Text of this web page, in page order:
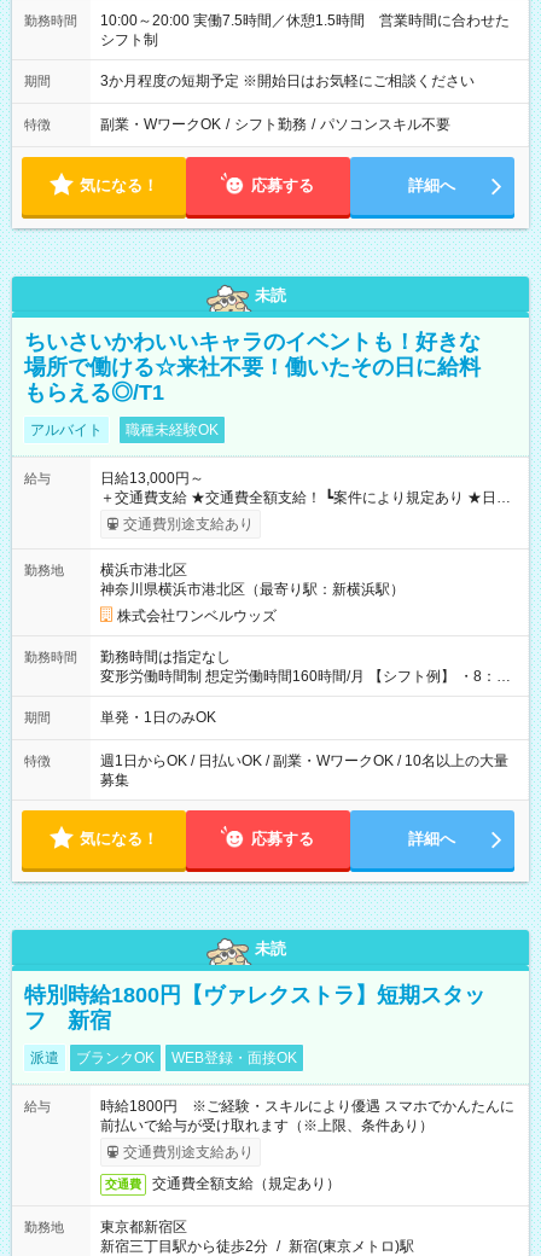
勤務時間
10:00～20:00 実働7.5時間／休憩1.5時間 営業時間に合わせた
シフト制
期間 3か月程度の短期予定 ※開始日はお気軽にご相談ください
特徴 副業・WワークOK / シフト勤務 / パソコンスキル不要
気になる！ 応募する 詳細へ
未読
ちいさいかわいいキャラのイベントも！好きな
場所で働ける☆来社不要！働いたその日に給料
もらえる◎/T1
アルバイト 職種未経験OK
給与
日給13,000円～
＋交通費支給 ★交通費全額支給！ ┗案件により規定あり ★日払
いOK！（規定あり） ┗働いたその日に現金GET♪ お仕事後はコ
ンビニATMから 日払い分を引き落とせます！ 【試用期間】試
交通費別途支給あり
勤務地
横浜市港北区
神奈川県横浜市港北区（最寄り駅：新横浜駅）
株式会社ワンベルウッズ
勤務時間
勤務時間は指定なし
変形労働時間制 想定労働時間160時間/月 【シフト例】 ・8：00
～21：00
期間 単発・1日のみOK
特徴
週1日からOK / 日払いOK / 副業・WワークOK / 10名以上の大量
募集
気になる！ 応募する 詳細へ
未読
特別時給1800円【ヴァレクストラ】短期スタッ
フ 新宿
派遣 ブランクOK WEB登録・面接OK
給与
時給1800円 ※ご経験・スキルにより優遇 スマホでかんたんに
前払いで給与が受け取れます（※上限、条件あり）
交通費別途支給あり
交通費 交通費全額支給（規定あり）
勤務地
東京都新宿区
新宿三丁目駅から徒歩2分 / 新宿(東京メトロ)駅